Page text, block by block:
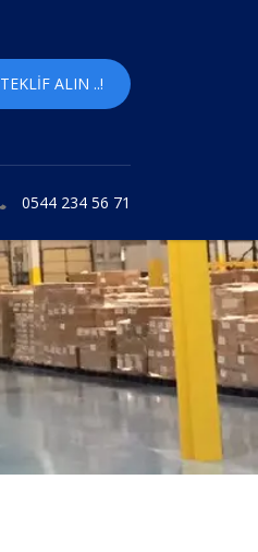
TEKLIF ALIN ..!
0544 234 56 71